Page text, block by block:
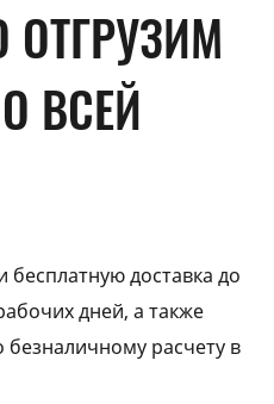
ОТГРУЗИМ
ВСЕЙ
доставка до
дней, а также
расчету в